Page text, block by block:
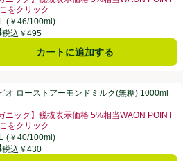
をクリック
品名：【オーガニック】税抜表示価格 5%相
(￥46/100ml)
税込￥495
カートに追加する
ミルク(無糖) 1000ml
点。
オ ローストアーモンドミルク(無糖) 1000ml
ニック】税抜表示価格 5%相当WAON POINT
をクリック
品名：【オーガニック】税抜表示価格 5%相
(￥40/100ml)
税込￥430